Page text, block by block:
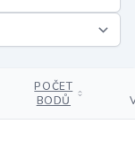
POČET
BODŮ